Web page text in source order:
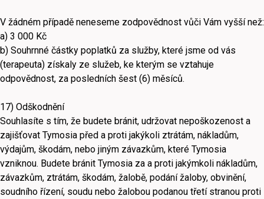
V žádném případě neneseme zodpovědnost vůči Vám vyšší než:
a) 3 000 Kč
b) Souhrnné částky poplatků za služby, které jsme od vás
(terapeuta) získaly ze služeb, ke kterým se vztahuje
odpovědnost, za posledních šest (6) měsíců.
17) Odškodnění
Souhlasíte s tím, že budete bránit, udržovat nepoškozenost a
zajišťovat Tymosia před a proti jakýkoli ztrátám, nákladům,
výdajům, škodám, nebo jiným závazkům, které Tymosia
vzniknou. Budete bránit Tymosia za a proti jakýmkoli nákladům,
závazkům, ztrátám, škodám, žalobě, podání žaloby, obvinění,
soudního řízení, soudu nebo žalobou podanou třetí stranou proti